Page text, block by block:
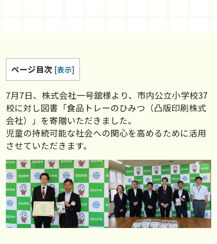
ページ目次 [表示]
7月7日、株式会社一号舘様より、市内公立小学校37
校に対し図書「食品トレーのひみつ（凸版印刷株式
会社）」を寄贈いただきました。
児童の持続可能な社会への関心を高めるために活用
させていただきます。